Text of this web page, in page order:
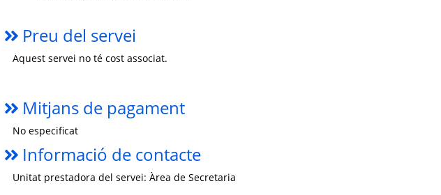
Preu del servei
Aquest servei no té cost associat.
Mitjans de pagament
No especificat
Informació de contacte
Unitat prestadora del servei: Àrea de Secretaria